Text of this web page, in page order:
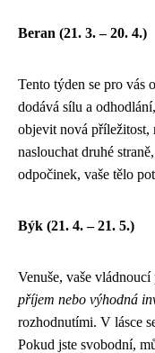
Beran (21. 3. – 20. 4.)
Tento týden se pro vás
dodává sílu a
objevit nová příležitost,
naslouchat druhé
odpočinek, vaše tělo
Býk (21. 4. – 21. 5.)
Venuše, vaše
příjem nebo výhodná
rozhodnutími. V lásce
Pokud jste svobodní,